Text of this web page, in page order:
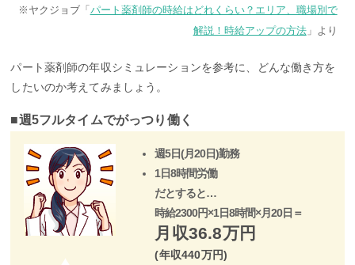
※ヤクジョブ「パート薬剤師の時給はどれくらい？エリア、職場別で
解説！時給アップの方法」より
パート薬剤師の年収シミュレーションを参考に、どんな働き方を
したいのか考えてみましょう。
■週5フルタイムでがっつり働く
週5日(月20日)勤務
1日8時間労働
だとすると…
時給2300円×1日8時間×月20日＝
月収36.8万円
(年収440万円)